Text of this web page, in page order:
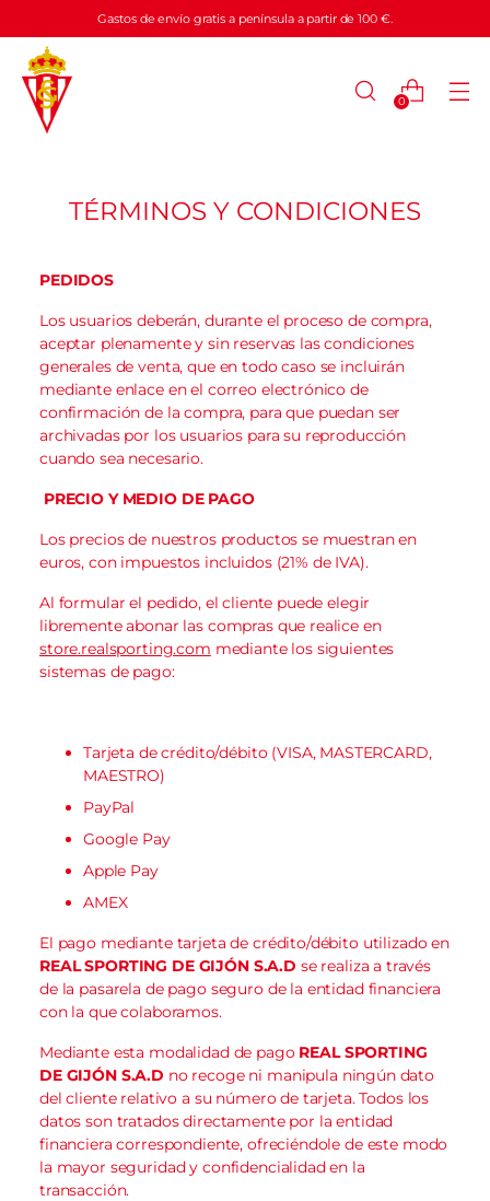
Gastos de envío gratis a península a partir de 100 €.
0
TÉRMINOS Y CONDICIONES
PEDIDOS
Los usuarios deberán, durante el proceso de compra,
aceptar plenamente y sin reservas las condiciones
generales de venta, que en todo caso se incluirán
mediante enlace en el correo electrónico de
confirmación de la compra, para que puedan ser
archivadas por los usuarios para su reproducción
cuando sea necesario.
PRECIO Y MEDIO DE PAGO
Los precios de nuestros productos se muestran en
euros, con impuestos incluidos (21% de IVA).
Al formular el pedido, el cliente puede elegir
libremente abonar las compras que realice en
store.realsporting.com mediante los siguientes
sistemas de pago:
Tarjeta de crédito/débito (VISA, MASTERCARD,
MAESTRO)
PayPal
Google Pay
Apple Pay
AMEX
El pago mediante tarjeta de crédito/débito utilizado en
REAL SPORTING DE GIJÓN S.A.D se realiza a través
de la pasarela de pago seguro de la entidad financiera
con la que colaboramos.
Mediante esta modalidad de pago REAL SPORTING
DE GIJÓN S.A.D no recoge ni manipula ningún dato
del cliente relativo a su número de tarjeta. Todos los
datos son tratados directamente por la entidad
financiera correspondiente, ofreciéndole de este modo
la mayor seguridad y confidencialidad en la
transacción.